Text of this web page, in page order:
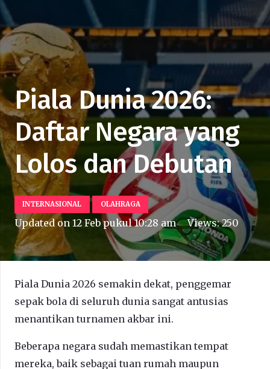
Piala Dunia 2026:
Daftar Negara yang
Lolos dan Debutan
INTERNASIONAL OLAHRAGA
Updated on 12 Feb pukul 10:28 am Views:250
Piala Dunia 2026 semakin dekat, penggemar
sepak bola di seluruh dunia sangat antusias
menantikan turnamen akbar ini.
Beberapa negara sudah memastikan tempat
mereka, baik sebagai tuan rumah maupun